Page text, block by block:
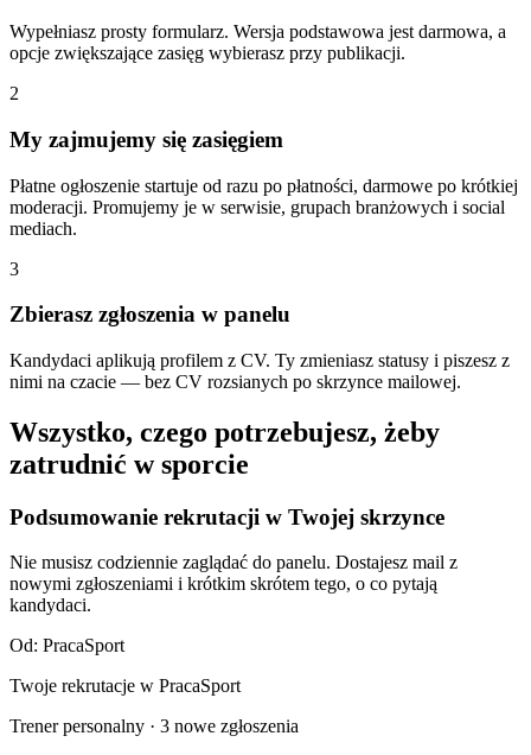
Wypełniasz prosty formularz. Wersja podstawowa jest darmowa, a
opcje zwiększające zasięg wybierasz przy publikacji.
2
My zajmujemy się zasięgiem
Płatne ogłoszenie startuje od razu po płatności, darmowe po krótkiej
moderacji. Promujemy je w serwisie, grupach branżowych i social
mediach.
3
Zbierasz zgłoszenia w panelu
Kandydaci aplikują profilem z CV. Ty zmieniasz statusy i piszesz z
nimi na czacie — bez CV rozsianych po skrzynce mailowej.
Wszystko, czego potrzebujesz, żeby
zatrudnić w sporcie
Podsumowanie rekrutacji w Twojej skrzynce
Nie musisz codziennie zaglądać do panelu. Dostajesz mail z
nowymi zgłoszeniami i krótkim skrótem tego, o co pytają
kandydaci.
Od: PracaSport
Twoje rekrutacje w PracaSport
Trener personalny · 3 nowe zgłoszenia